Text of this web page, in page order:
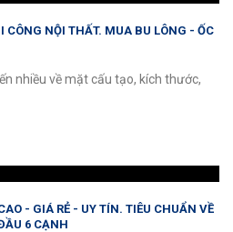
CÔNG NỘI THẤT. MUA BU LÔNG - ỐC
nhiều về mặt cấu tạo, kích thước,
- GIÁ RẺ - UY TÍN. TIÊU CHUẨN VỀ
6 CẠNH